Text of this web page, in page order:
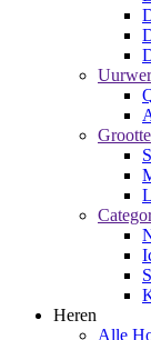
Grootte
Heren
Alle